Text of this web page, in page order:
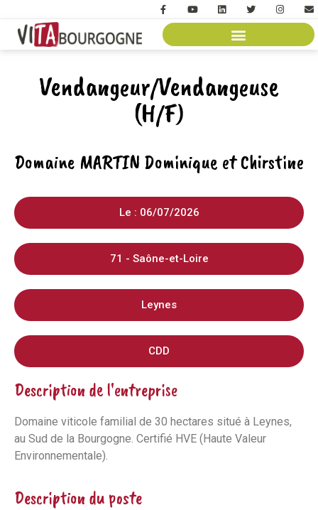
Vendangeur/Vendangeuse
(H/F)
Domaine MARTIN Dominique et Chirstine
Le : 06/07/2026
71 - Saône-et-Loire
Leynes
CDD
Description de l'entreprise
Domaine viticole familial de 30 hectares situé à Leynes,
au Sud de la Bourgogne. Certifié HVE (Haute Valeur
Environnementale).
Description du poste